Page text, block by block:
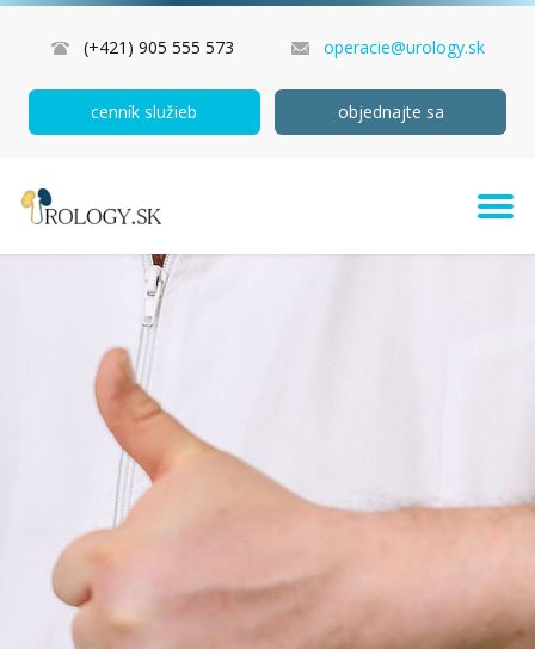
(+421) 905 555 573 operacie@urology.sk
cenník služieb objednajte sa